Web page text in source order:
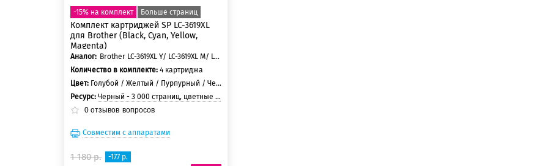
-15% на комплект
Больше страниц
Комплект картриджей SP LC-3619XL
для Brother (Black, Cyan, Yellow,
Magenta)
Аналог:
Brother LC-3619XL Y/ LC-3619XL M/ LC-3619XL C/LC-3619XL BK
Количество в комплекте: 4 картриджа
Цвет: Голубой / Желтый / Пурпурный / Черный
Ресурс: Черный - 3 000 страниц, цветные - 1 500 страниц
0 отзывов вопросов
Совместим с аппаратами
1 180 р. -177 р.